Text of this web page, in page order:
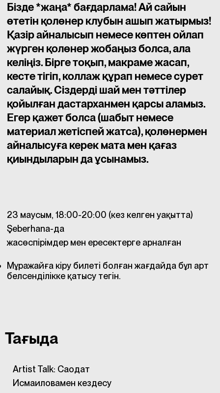
Бізде *жаңа* бағдарлама! Ай сайын
өтетін қолөнер клубын ашып жатырмыз!
Қазір айналысып немесе көптен ойлап
жүрген қолөнер жобаңыз болса, ала
келіңіз. Бірге тоқып, макраме жасап,
кесте тігіп, коллаж құрап немесе сурет
салайық. Сіздерді шай мен тәттілер
қойылған дастарханмен қарсы аламыз.
Егер қажет болса (шабыт немесе
материал жетіспей жатса), қолөнермен
айналысуға керек мата мен қағаз
қиындыларын да ұсынамыз.
23 маусым, 18:00-20:00 (кез келген уақытта)
Şeberhana-да
жасөспірімдер мен ересектерге арналған
Мұражайға кіру билеті болған жағдайда бұл арт
белсенділікке қатысу тегін.
Тағыда
Artist Talk: Саодат
Исмаиловамен кездесу